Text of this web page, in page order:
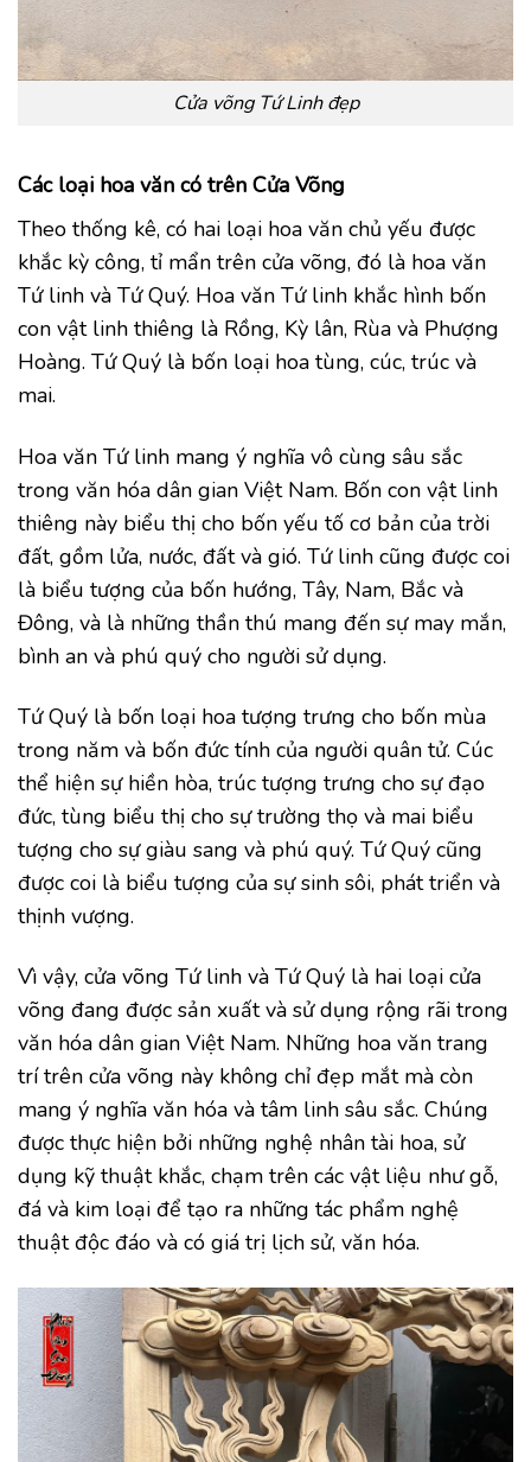
Cửa võng Tứ Linh đẹp
Các loại hoa văn có trên Cửa Võng
Theo thống kê, có hai loại hoa văn chủ yếu được
khắc kỳ công, tỉ mẩn trên cửa võng, đó là hoa văn
Tứ linh và Tứ Quý. Hoa văn Tứ linh khắc hình bốn
con vật linh thiêng là Rồng, Kỳ lân, Rùa và Phượng
Hoàng. Tứ Quý là bốn loại hoa tùng, cúc, trúc và
mai.
Hoa văn Tứ linh mang ý nghĩa vô cùng sâu sắc
trong văn hóa dân gian Việt Nam. Bốn con vật linh
thiêng này biểu thị cho bốn yếu tố cơ bản của trời
đất, gồm lửa, nước, đất và gió. Tứ linh cũng được coi
là biểu tượng của bốn hướng, Tây, Nam, Bắc và
Đông, và là những thần thú mang đến sự may mắn,
bình an và phú quý cho người sử dụng.
Tứ Quý là bốn loại hoa tượng trưng cho bốn mùa
trong năm và bốn đức tính của người quân tử. Cúc
thể hiện sự hiền hòa, trúc tượng trưng cho sự đạo
đức, tùng biểu thị cho sự trường thọ và mai biểu
tượng cho sự giàu sang và phú quý. Tứ Quý cũng
được coi là biểu tượng của sự sinh sôi, phát triển và
thịnh vượng.
Vì vậy, cửa võng Tứ linh và Tứ Quý là hai loại cửa
võng đang được sản xuất và sử dụng rộng rãi trong
văn hóa dân gian Việt Nam. Những hoa văn trang
trí trên cửa võng này không chỉ đẹp mắt mà còn
mang ý nghĩa văn hóa và tâm linh sâu sắc. Chúng
được thực hiện bởi những nghệ nhân tài hoa, sử
dụng kỹ thuật khắc, chạm trên các vật liệu như gỗ,
đá và kim loại để tạo ra những tác phẩm nghệ
thuật độc đáo và có giá trị lịch sử, văn hóa.